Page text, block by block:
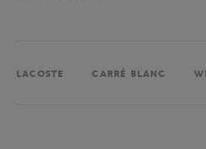
LACOSTE CARRÉ BLANC